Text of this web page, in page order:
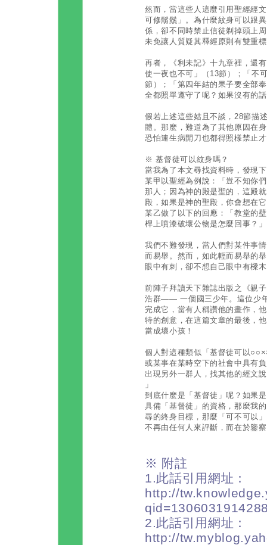
然而，當這些人這麼引用聖經經
可修鬍鬚」。為什麼紋身可以跟
係，卻不同時禁止信徒剃掉頭上
未免讓人質疑其釋經原則有雙重
再者，《利未記》十九章裡，還
使一夜也不可」（13節）；「不
節）；「第四年結的果子要全部
全都照單遵守了呢？如果沒有的
假若上述這些姑且不談，28節描
體。那麼，難道為了其他原因在
恐怕連生病開刀也都得照樣禁止
※ 基督徒可以紋身嗎？
當我為了本文尋找資料時，發現
某甲以聖經為例說：「豈不知你
那人；因為神的殿是聖的，這殿
殿，如果是神的聖殿，你會想在
某乙做了以下的回應：「教堂的
桿上噴漆破壞公物是怎麼回事？」
我們不難發現，當人們對某件事
而易舉。然而，如此輕而易舉的
眼中有刺，卻不想自己眼中有樑
前陣子拜讀天下雜誌出版之《親
浩群—— 一個國三少年。這位少
完成它，當有人稱讚他的畫作，
特的創意，在這篇文章的最後，
當成壞小孩！
個人對這種類似「基督徒可以
或某事在某時空下的社會中具有
出現另外一群人，找其他的經文
」
到底什麼是「基督徒」呢？如果
具備「基督徒」的資格，那麼我
尋的終身目標，那麼「可不可以
不再由任何人來評斷，而在於鑒
※ 附註
1.此話引用網址：
http://
2.此話引用網址：
http://